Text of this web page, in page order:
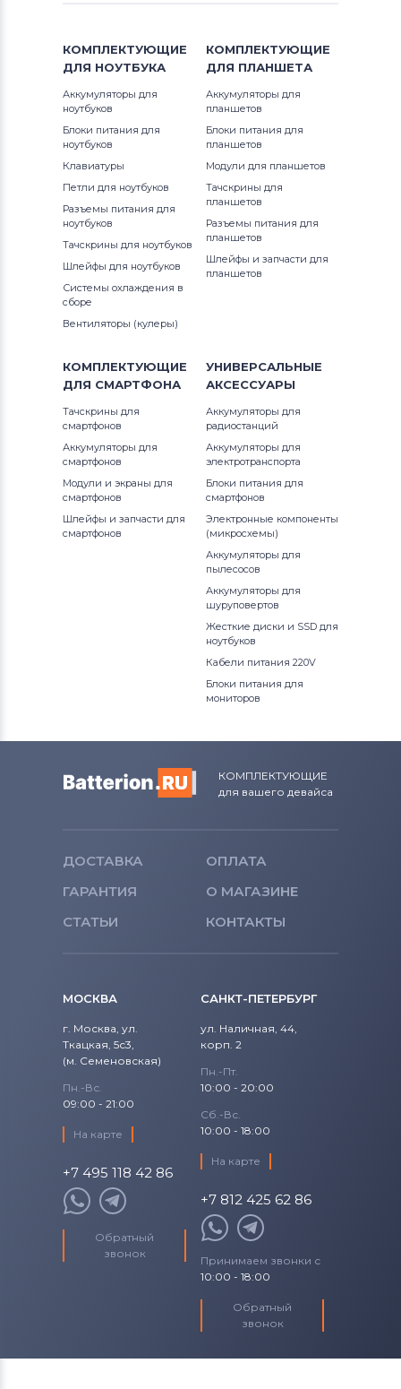
КОМПЛЕКТУЮЩИЕ
ДЛЯ НОУТБУКА
Аккумуляторы для
ноутбуков
Блоки питания для
ноутбуков
Клавиатуры
Петли для ноутбуков
Разъемы питания для
ноутбуков
Тачскрины для ноутбуков
Шлейфы для ноутбуков
Системы охлаждения в
сборе
Вентиляторы (кулеры)
КОМПЛЕКТУЮЩИЕ
ДЛЯ ПЛАНШЕТА
Аккумуляторы для
планшетов
Блоки питания для
планшетов
Модули для планшетов
Тачскрины для
планшетов
Разъемы питания для
планшетов
Шлейфы и запчасти для
планшетов
КОМПЛЕКТУЮЩИЕ
ДЛЯ СМАРТФОНА
Тачскрины для
смартфонов
Аккумуляторы для
смартфонов
Модули и экраны для
смартфонов
Шлейфы и запчасти для
смартфонов
УНИВЕРСАЛЬНЫЕ
АКСЕССУАРЫ
Аккумуляторы для
радиостанций
Аккумуляторы для
электротранспорта
Блоки питания для
смартфонов
Электронные компоненты
(микросхемы)
Аккумуляторы для
пылесосов
Аккумуляторы для
шуруповертов
Жесткие диски и SSD для
ноутбуков
Кабели питания 220V
Блоки питания для
мониторов
КОМПЛЕКТУЮЩИЕ
для вашего девайса
ДОСТАВКА
ОПЛАТА
ГАРАНТИЯ
О МАГАЗИНЕ
СТАТЬИ
КОНТАКТЫ
МОСКВА
г. Москва, ул.
Ткацкая, 5с3,
(м. Семеновская)
Пн.-Вс.
09:00 - 21:00
На карте
+7 495 118 42 86
Обратный
звонок
САНКТ-ПЕТЕРБУРГ
ул. Наличная, 44,
корп. 2
Пн.-Пт.
10:00 - 20:00
Сб.-Вс.
10:00 - 18:00
На карте
+7 812 425 62 86
Принимаем звонки с
10:00 - 18:00
Обратный
звонок